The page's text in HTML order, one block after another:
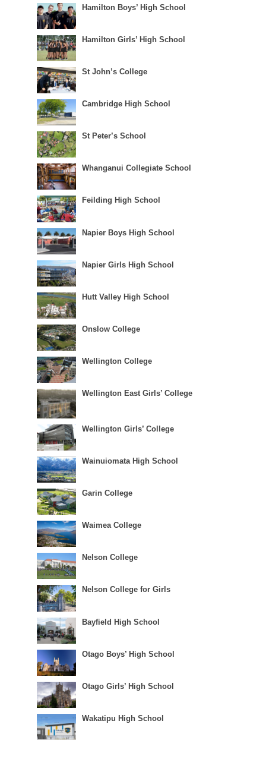
Hamilton Boys’ High School
Hamilton Girls’ High School
St John’s College
Cambridge High School
St Peter’s School
Whanganui Collegiate School
Feilding High School
Napier Boys High School
Napier Girls High School
Hutt Valley High School
Onslow College
Wellington College
Wellington East Girls’ College
Wellington Girls’ College
Wainuiomata High School
Garin College
Waimea College
Nelson College
Nelson College for Girls
Bayfield High School
Otago Boys’ High School
Otago Girls’ High School
Wakatipu High School